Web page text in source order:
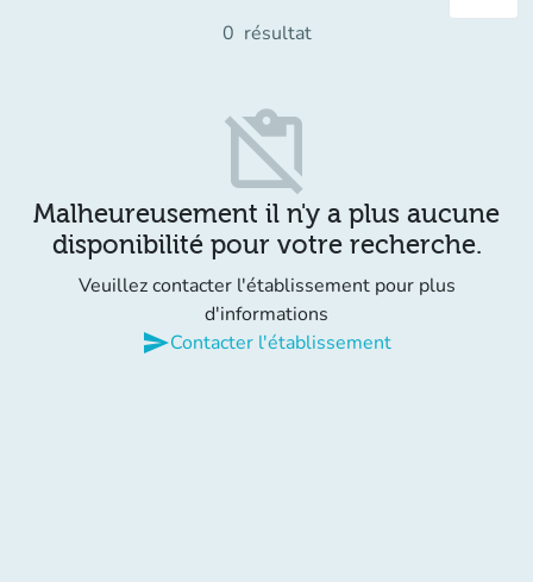
0 résultat
content_paste_off
Malheureusement il n'y a plus aucune
disponibilité pour votre recherche.
Veuillez contacter l'établissement pour plus
d'informations
sendContacter l'établissement